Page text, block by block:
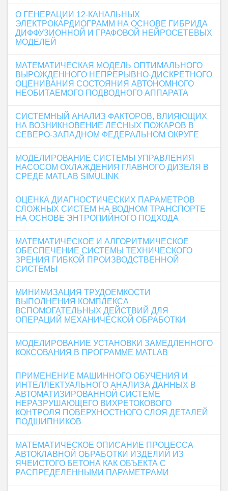
О ГЕНЕРАЦИИ 12-КАНАЛЬНЫХ
ЭЛЕКТРОКАРДИОГРАММ НА ОСНОВЕ ГИБРИДА
ДИФФУЗИОННОЙ И ГРАФОВОЙ НЕЙРОСЕТЕВЫХ
МОДЕЛЕЙ
МАТЕМАТИЧЕСКАЯ МОДЕЛЬ ОПТИМАЛЬНОГО
ВЫРОЖДЕННОГО НЕПРЕРЫВНО-ДИСКРЕТНОГО
ОЦЕНИВАНИЯ СОСТОЯНИЯ АВТОНОМНОГО
НЕОБИТАЕМОГО ПОДВОДНОГО АППАРАТА
СИСТЕМНЫЙ АНАЛИЗ ФАКТОРОВ, ВЛИЯЮЩИХ
НА ВОЗНИКНОВЕНИЕ ЛЕСНЫХ ПОЖАРОВ В
СЕВЕРО-ЗАПАДНОМ ФЕДЕРАЛЬНОМ ОКРУГЕ
МОДЕЛИРОВАНИЕ СИСТЕМЫ УПРАВЛЕНИЯ
НАСОСОМ ОХЛАЖДЕНИЯ ГЛАВНОГО ДИЗЕЛЯ В
СРЕДЕ MATLAB SIMULINK
ОЦЕНКА ДИАГНОСТИЧЕСКИХ ПАРАМЕТРОВ
СЛОЖНЫХ СИСТЕМ НА ВОДНОМ ТРАНСПОРТЕ
НА ОСНОВЕ ЭНТРОПИЙНОГО ПОДХОДА
МАТЕМАТИЧЕСКОЕ И АЛГОРИТМИЧЕСКОЕ
ОБЕСПЕЧЕНИЕ СИСТЕМЫ ТЕХНИЧЕСКОГО
ЗРЕНИЯ ГИБКОЙ ПРОИЗВОДСТВЕННОЙ
СИСТЕМЫ
МИНИМИЗАЦИЯ ТРУДОЕМКОСТИ
ВЫПОЛНЕНИЯ КОМПЛЕКСА
ВСПОМОГАТЕЛЬНЫХ ДЕЙСТВИЙ ДЛЯ
ОПЕРАЦИЙ МЕХАНИЧЕСКОЙ ОБРАБОТКИ
МОДЕЛИРОВАНИЕ УСТАНОВКИ ЗАМЕДЛЕННОГО
КОКСОВАНИЯ В ПРОГРАММЕ MATLAB
ПРИМЕНЕНИЕ МАШИННОГО ОБУЧЕНИЯ И
ИНТЕЛЛЕКТУАЛЬНОГО АНАЛИЗА ДАННЫХ В
АВТОМАТИЗИРОВАННОЙ СИСТЕМЕ
НЕРАЗРУШАЮЩЕГО ВИХРЕТОКОВОГО
КОНТРОЛЯ ПОВЕРХНОСТНОГО СЛОЯ ДЕТАЛЕЙ
ПОДШИПНИКОВ
МАТЕМАТИЧЕСКОЕ ОПИСАНИЕ ПРОЦЕССА
АВТОКЛАВНОЙ ОБРАБОТКИ ИЗДЕЛИЙ ИЗ
ЯЧЕИСТОГО БЕТОНА КАК ОБЪЕКТА С
РАСПРЕДЕЛЕННЫМИ ПАРАМЕТРАМИ